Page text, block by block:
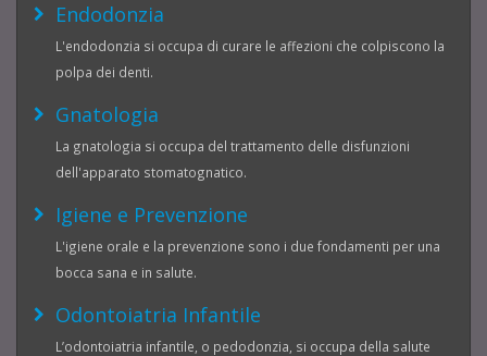
Endodonzia
L'endodonzia si occupa di curare le affezioni che colpiscono la
polpa dei denti.
Gnatologia
La gnatologia si occupa del trattamento delle disfunzioni
dell'apparato stomatognatico.
Igiene e Prevenzione
L'igiene orale e la prevenzione sono i due fondamenti per una
bocca sana e in salute.
Odontoiatria Infantile
L’odontoiatria infantile, o pedodonzia, si occupa della salute